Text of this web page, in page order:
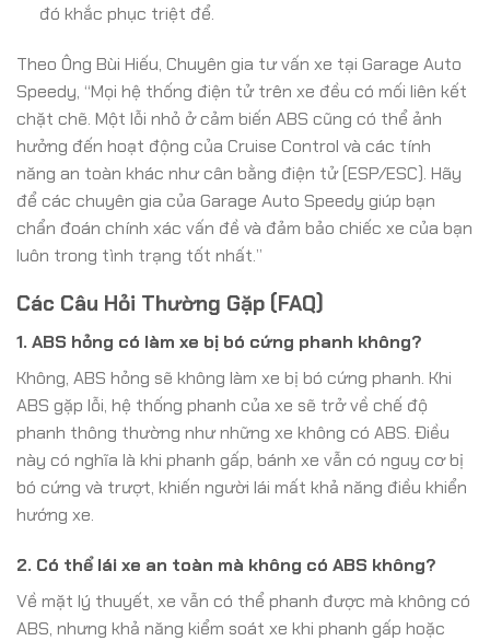
đó khắc phục triệt để.
Theo Ông Bùi Hiếu, Chuyên gia tư vấn xe tại Garage Auto
Speedy, “Mọi hệ thống điện tử trên xe đều có mối liên kết
chặt chẽ. Một lỗi nhỏ ở cảm biến ABS cũng có thể ảnh
hưởng đến hoạt động của Cruise Control và các tính
năng an toàn khác như cân bằng điện tử (ESP/ESC). Hãy
để các chuyên gia của Garage Auto Speedy giúp bạn
chẩn đoán chính xác vấn đề và đảm bảo chiếc xe của bạn
luôn trong tình trạng tốt nhất.”
Các Câu Hỏi Thường Gặp (FAQ)
1. ABS hỏng có làm xe bị bó cứng phanh không?
Không, ABS hỏng sẽ không làm xe bị bó cứng phanh. Khi
ABS gặp lỗi, hệ thống phanh của xe sẽ trở về chế độ
phanh thông thường như những xe không có ABS. Điều
này có nghĩa là khi phanh gấp, bánh xe vẫn có nguy cơ bị
bó cứng và trượt, khiến người lái mất khả năng điều khiển
hướng xe.
2. Có thể lái xe an toàn mà không có ABS không?
Về mặt lý thuyết, xe vẫn có thể phanh được mà không có
ABS, nhưng khả năng kiểm soát xe khi phanh gấp hoặc